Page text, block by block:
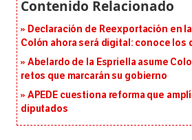
Declaración de Reexportación en
Colón ahora será digital: conoce los
Abelardo de la Espriella asume
retos que marcarán su gobierno
APEDE cuestiona reforma que
diputados